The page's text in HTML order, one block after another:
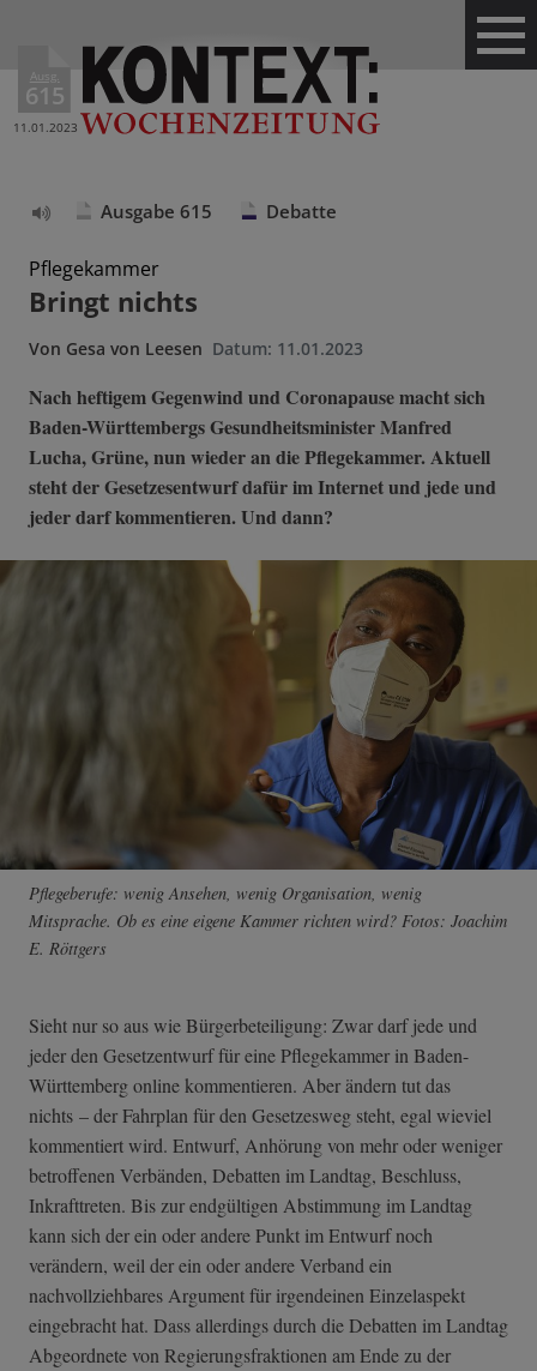
Ausg.
615
11.01.2023
vorlesen
Ausgabe 615 Debatte
Pflegekammer
Bringt nichts
Von Gesa von Leesen Datum: 11.01.2023
Nach heftigem Gegenwind und Coronapause macht sich
Baden-Württembergs Gesundheitsminister Manfred
Lucha, Grüne, nun wieder an die Pflegekammer. Aktuell
steht der Gesetzesentwurf dafür im Internet und jede und
jeder darf kommentieren. Und dann?
Pflegeberufe: wenig Ansehen, wenig Organisation, wenig
Mitsprache. Ob es eine eigene Kammer richten wird? Fotos: Joachim
E. Röttgers
Sieht nur so aus wie Bürgerbeteiligung: Zwar darf jede und
jeder den Gesetzentwurf für eine Pflegekammer in Baden-
Württemberg online kommentieren. Aber ändern tut das
nichts – der Fahrplan für den Gesetzesweg steht, egal wieviel
kommentiert wird. Entwurf, Anhörung von mehr oder weniger
betroffenen Verbänden, Debatten im Landtag, Beschluss,
Inkrafttreten. Bis zur endgültigen Abstimmung im Landtag
kann sich der ein oder andere Punkt im Entwurf noch
verändern, weil der ein oder andere Verband ein
nachvollziehbares Argument für irgendeinen Einzelaspekt
eingebracht hat. Dass allerdings durch die Debatten im Landtag
Abgeordnete von Regierungsfraktionen am Ende zu der